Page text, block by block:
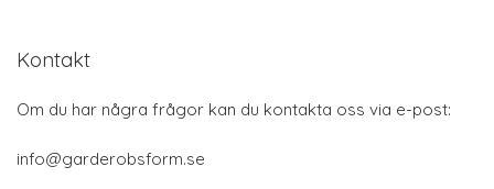
Kontakt
Om du har några frågor kan du kontakta oss via e-post:
info@garderobsform.se